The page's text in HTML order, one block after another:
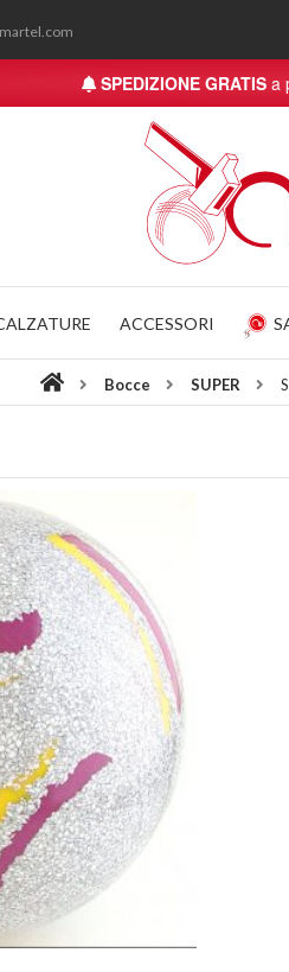
SPEDIZIONE GRATISa
ACCESSORI
Bocce SUPER